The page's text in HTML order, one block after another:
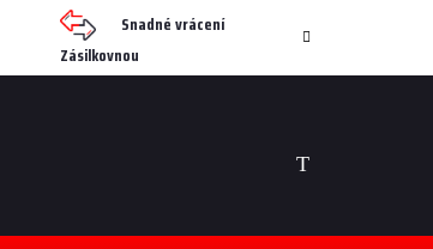
Snadné vrácení
Zásilkovnou
NÁKUPNÍ